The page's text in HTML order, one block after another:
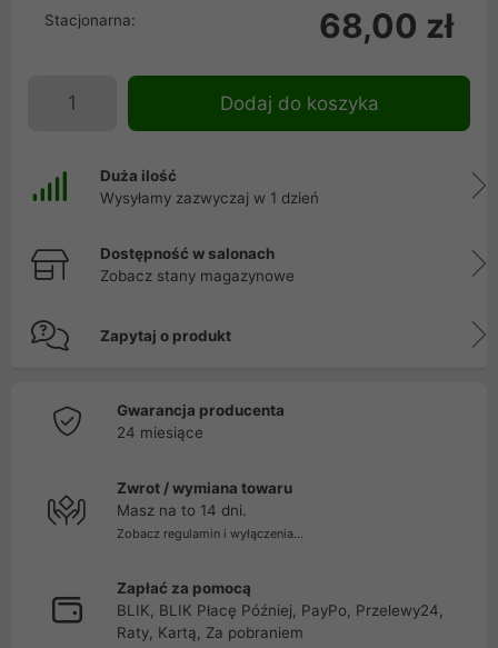
Stacjonarna: 68,00 zł
Dodaj do koszyka
Duża ilość
Wysyłamy zazwyczaj w 1 dzień
Dostępność w salonach
Zobacz stany magazynowe
Zapytaj o produkt
Gwarancja producenta
24 miesiące
Zwrot / wymiana towaru
Masz na to 14 dni.
Zobacz regulamin i wyłączenia...
Zapłać za pomocą
BLIK, BLIK Płacę Później, PayPo, Przelewy24,
Raty, Kartą, Za pobraniem